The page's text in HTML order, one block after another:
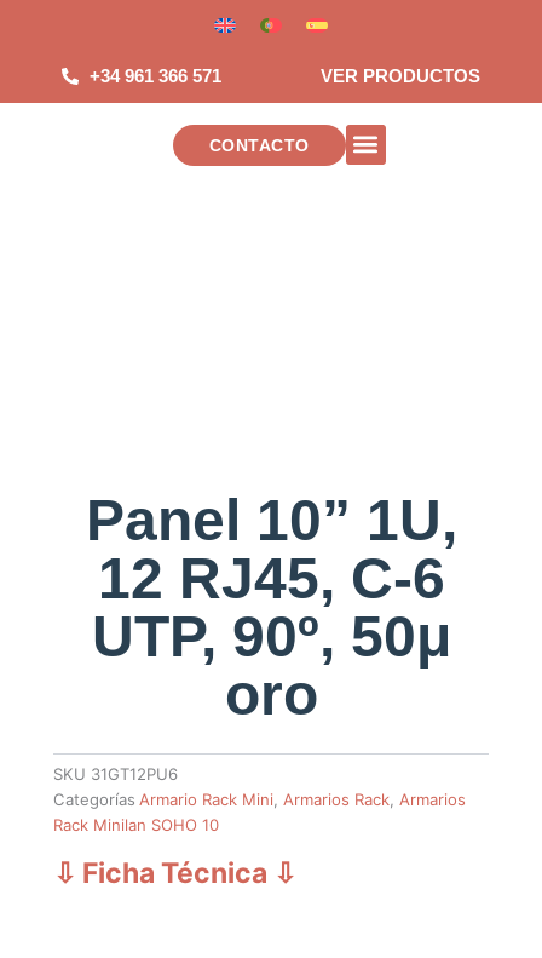
contenido
+34 961 366 571 VER PRODUCTOS
CONTACTO
Panel 10” 1U,
12 RJ45, C-6
UTP, 90º, 50μ
oro
SKU 31GT12PU6
Categorías Armario Rack Mini,Armarios Rack,Armarios
Rack Minilan SOHO 10
⇩ Ficha Técnica ⇩